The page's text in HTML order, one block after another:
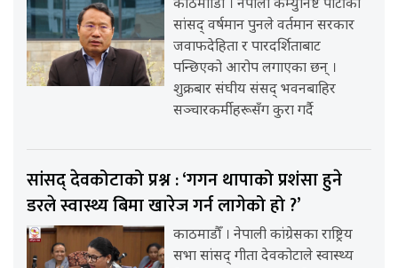
काठमााडौँ । नेपाली कम्युनिष्ट पार्टीका
सांसद् वर्षमान पुनले वर्तमान सरकार
जवाफदेहिता र पारदर्शिताबाट
पन्छिएको आरोप लगाएका छन् ।
शुक्रबार संघीय संसद् भवनबाहिर
सञ्चारकर्मीहरूसँग कुरा गर्दै
सांसद् देवकोटाको प्रश्न : ‘गगन थापाको प्रशंसा हुने
डरले स्वास्थ्य बिमा खारेज गर्न लागेको हो ?’
काठमाडौँ । नेपाली कांग्रेसका राष्ट्रिय
सभा सांसद् गीता देवकोटाले स्वास्थ्य